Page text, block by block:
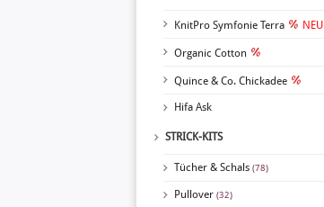
KnitPro Symfonie Terra NEU
Organic Cotton
Quince & Co. Chickadee
Hifa Ask
STRICK-KITS
Tücher & Schals (78)
Pullover (32)